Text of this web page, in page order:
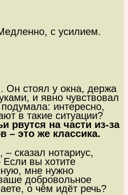
с усилием.
Он стоял у окна, держа
и явно чувствовал
интересно,
в такие ситуации?
рвутся на части из-за
– это же классика.
– сказал нотариус,
Если вы хотите
мне нужно
добровольное
о чём идёт речь?